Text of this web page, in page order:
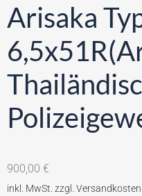
Arisaka
900,00 €